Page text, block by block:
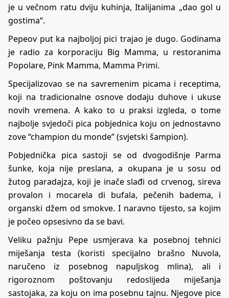
je u večnom ratu dviju kuhinja, Italijanima „dao gol u
gostima“.
Pepeov put ka najboljoj pici trajao je dugo. Godinama
je radio za korporaciju Big Mamma, u restoranima
Popolare, Pink Mamma, Mamma Primi.
Specijalizovao se na savremenim picama i receptima,
koji na tradicionalne osnove dodaju duhove i ukuse
novih vremena. A kako to u praksi izgleda, o tome
najbolje svjedoči pica pobjednica koju on jednostavno
zove “champion du monde” (svjetski šampion).
Pobjednička pica sastoji se od dvogodišnje Parma
šunke, koja nije preslana, a okupana je u sosu od
žutog paradajza, koji je inače slađi od crvenog, sireva
provalon i mocarela di bufala, pečenih badema, i
organski džem od smokve. I naravno tijesto, sa kojim
je počeo opsesivno da se bavi.
Veliku pažnju Pepe usmjerava ka posebnoj tehnici
miješanja testa (koristi specijalno brašno Nuvola,
naručeno iz posebnog napuljskog mlina), ali i
rigoroznom poštovanju redoslijeda miješanja
sastojaka, za koju on ima posebnu tajnu. Njegove pice